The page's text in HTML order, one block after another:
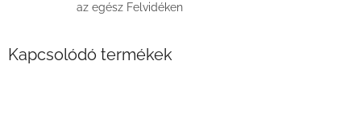
az egész Felvidéken
Kapcsolódó termékek